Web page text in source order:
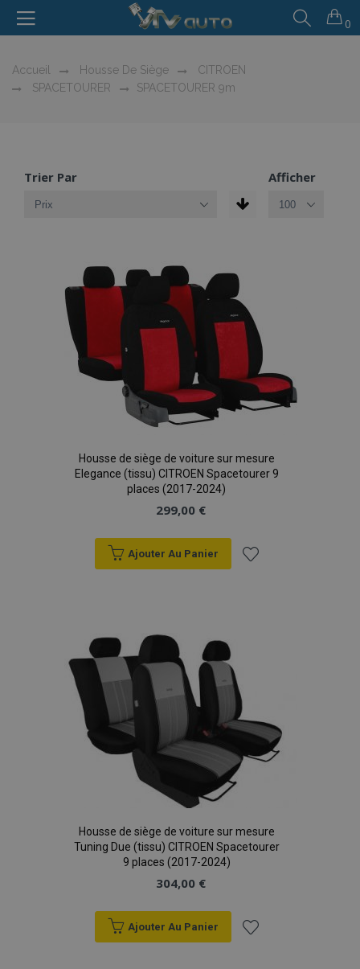
0
Accueil Housse De Siège
CITROEN
SPACETOURER
SPACETOURER 9m
Trier Par Afficher
Housse de siège de voiture sur mesure
Elegance (tissu) CITROEN Spacetourer 9
places (2017-2024)
299,00 €
Ajouter Au Panier
d'achats
Housse de siège de voiture sur mesure
Tuning Due (tissu) CITROEN Spacetourer
9 places (2017-2024)
304,00 €
Ajouter Au Panier